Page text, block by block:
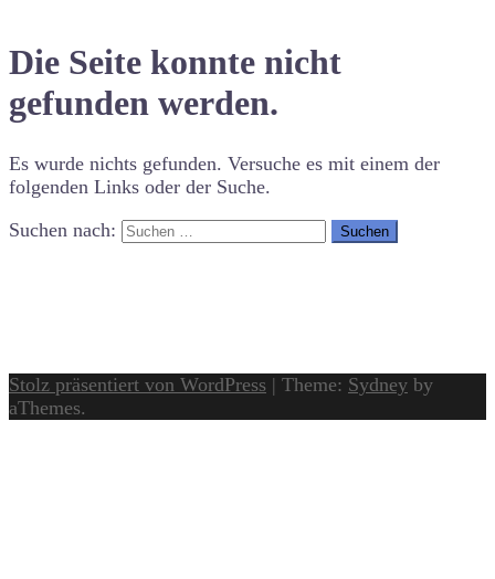
Die Seite konnte nicht
gefunden werden.
Es wurde nichts gefunden. Versuche es mit einem der
folgenden Links oder der Suche.
Suchen nach:
Stolz präsentiert von WordPress | Theme: Sydney by
aThemes.